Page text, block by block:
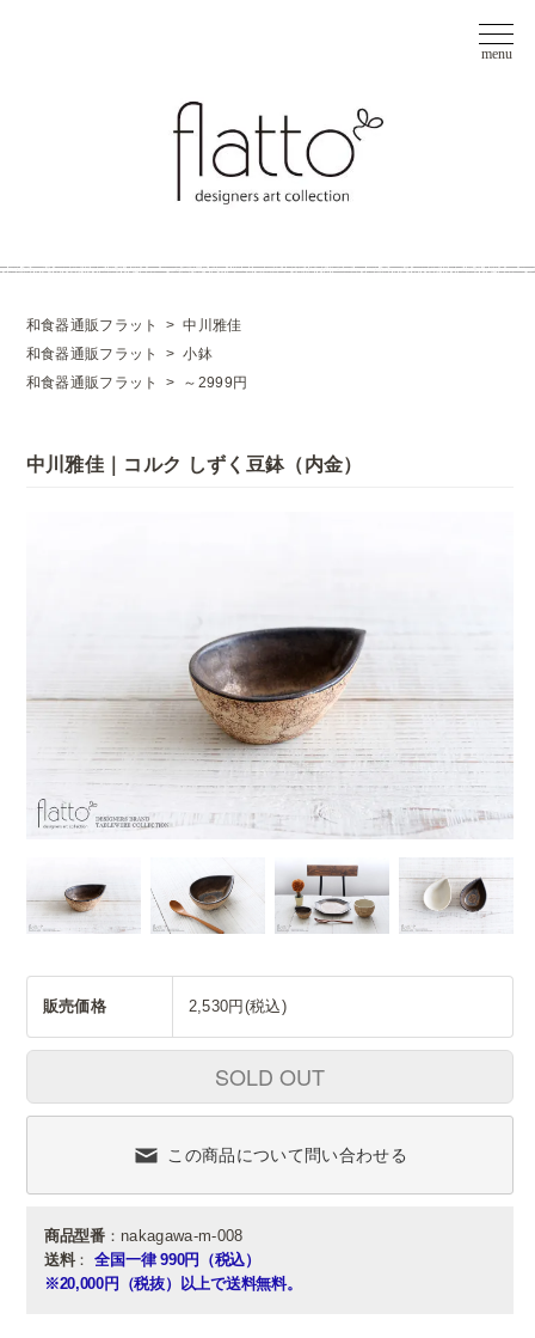
和食器通販フラット >中川雅佳
和食器通販フラット
>小鉢
和食器通販フラット
> ～2999円
中川雅佳｜コルク しずく豆鉢（内金）
販売価格 2,530円(税込)
SOLD OUT
この商品について問い合わせる
商品型番：nakagawa-m-008
送料： 全国一律 990円（税込）
※20,000円（税抜）以上で送料無料。